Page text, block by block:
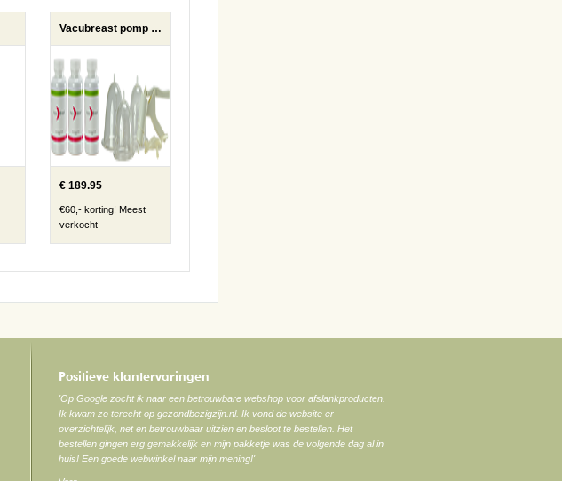
Vacubreast pomp met 3 potten
€ 189.95
€60,- korting! Meest
verkocht
Positieve klantervaringen
'Op Google zocht ik naar een betrouwbare webshop voor afslankproducten.
Ik kwam zo terecht op gezondbezigzijn.nl. Ik vond de website er
overzichtelijk, net en betrouwbaar uitzien en besloot te bestellen. Het
bestellen gingen erg gemakkelijk en mijn pakketje was de volgende dag al in
huis! Een goede webwinkel naar mijn mening!'